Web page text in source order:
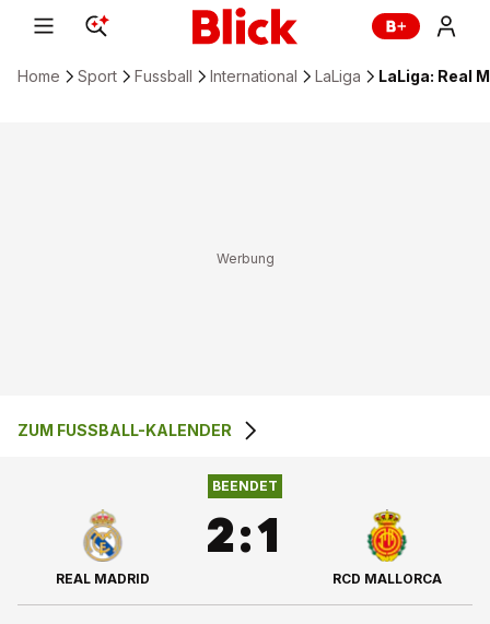
Home Sport Fussball International LaLiga LaLiga: Real
2 :1
ZUM FUSSBALL-KALENDER
REAL MADRID
BEENDET
2:1
RCD MALLORCA